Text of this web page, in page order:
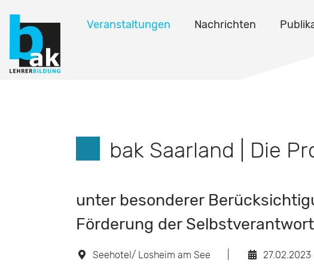
Veranstaltungen Nachrichten
bak Saarland | Die
unter besonderer
Förderung der
Seehotel/ Losheim am See